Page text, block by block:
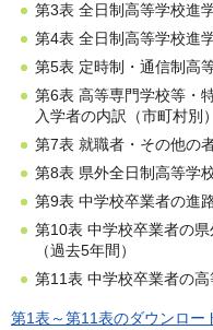
第3表 全日制高等学校進
第4表 全日制高等学校進
第5表 定時制・通信制高
第6表 高等専門学校等・
入学者の内訳（市町村別）
第7表 就職者・その他の
第8表 県外全日制高等学
第9表 中学校卒業者の進
第10表 中学校卒業者の
（過去5年間）
第11表 中学校卒業者の高
第1表～第11表のダウンロー